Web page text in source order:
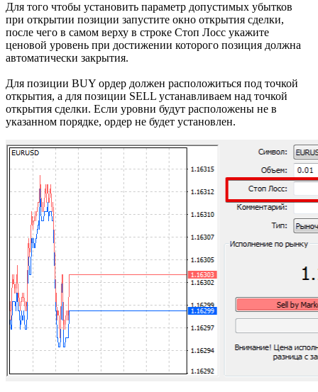
Для того чтобы установить параметр допустимых убытков
при открытии позиции запустите окно открытия сделки,
после чего в самом верху в строке Стоп Лосс укажите
ценовой уровень при достижении которого позиция должна
автоматически закрытия.
Для позиции BUY ордер должен расположиться под точкой
открытия, а для позиции SELL устанавливаем над точкой
открытия сделки. Если уровни будут расположены не в
указанном порядке, ордер не будет установлен.